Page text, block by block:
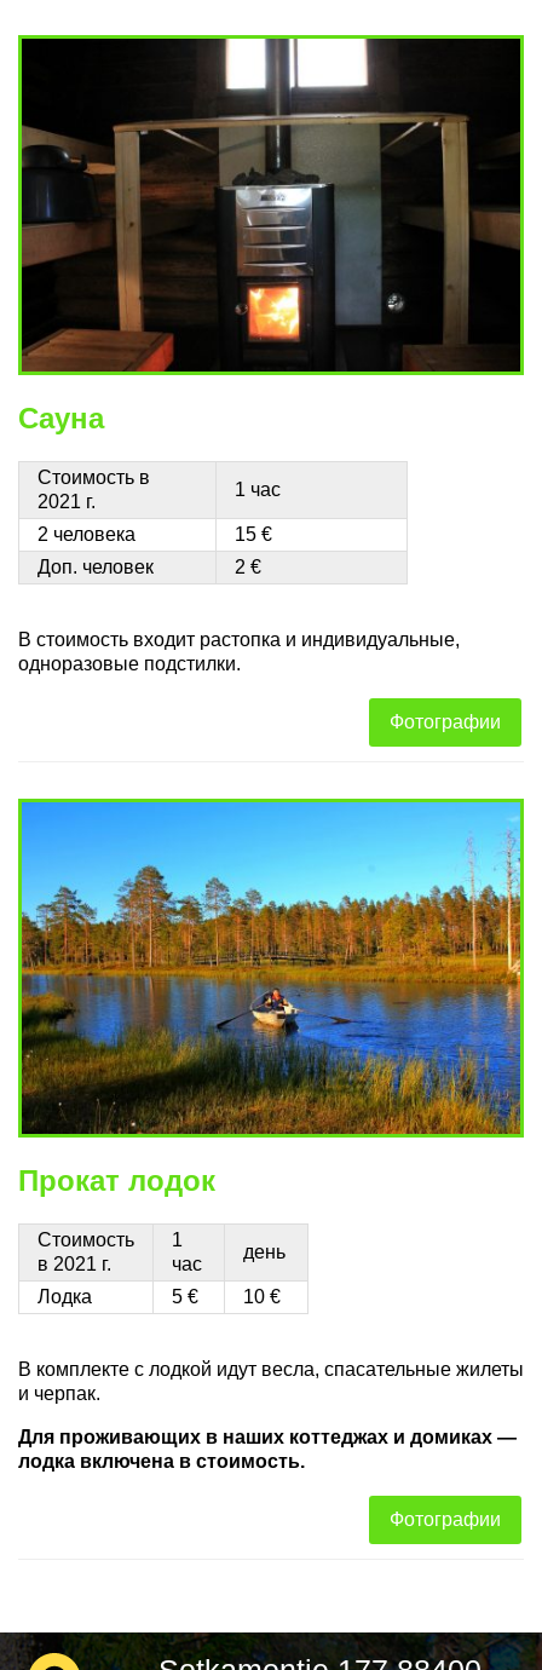
Сауна
Стоимость в
2021 г.
1 час
2 человека
15 €
Доп. человек
2 €
В стоимость входит растопка и индивидуальные,
одноразовые подстилки.
Фотографии
Прокат лодок
Стоимость
в 2021 г.
1
час
день
Лодка 5 € 10 €
В комплекте с лодкой идут весла, спасательные жилеты
и черпак.
Для проживающих в наших коттеджах и домиках —
лодка включена в стоимость.
Фотографии